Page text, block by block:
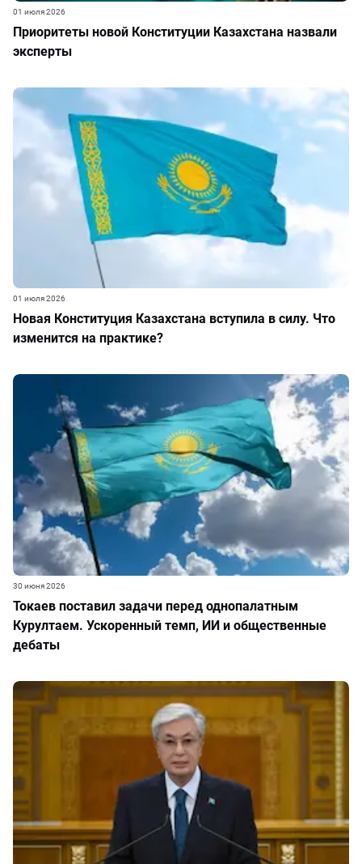
Приоритеты новой Конституции Казахстана назвали
эксперты
01 июля 2026
Новая Конституция Казахстана вступила в силу. Что
изменится на практике?
01 июля 2026
Токаев поставил задачи перед однопалатным
Курултаем. Ускоренный темп, ИИ и общественные
дебаты
30 июня 2026